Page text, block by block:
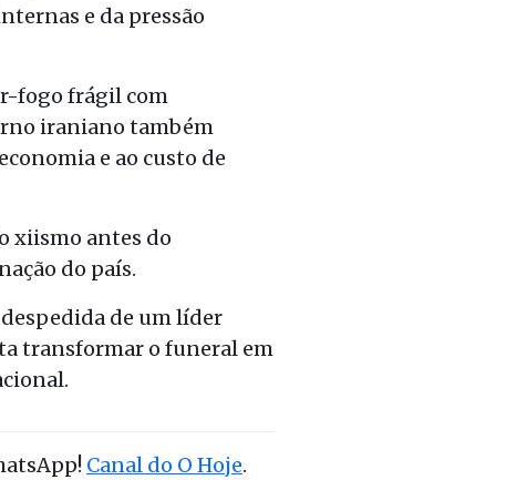
e da pressão
fogo frágil com
iraniano também
e ao custo de
xiismo antes do
do país.
de um líder
transformar o funeral em
Canal do O Hoje.